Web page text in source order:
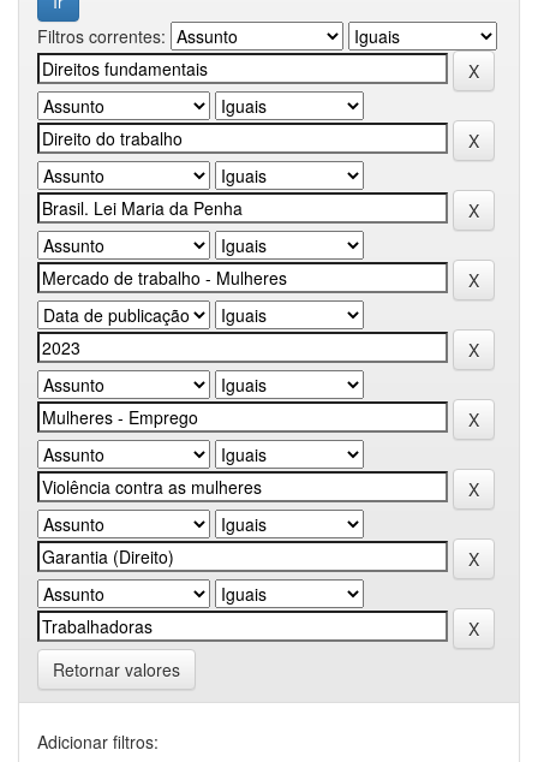
Filtros correntes:
Retornar valores
Adicionar filtros: